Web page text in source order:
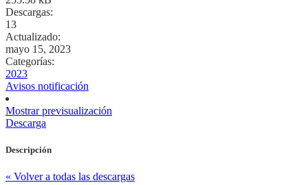
Descargas:
13
Actualizado:
mayo 15, 2023
Categorías:
2023
Avisos notificación
Mostrar previsualización
Descarga
Descripción
« Volver a todas las descargas